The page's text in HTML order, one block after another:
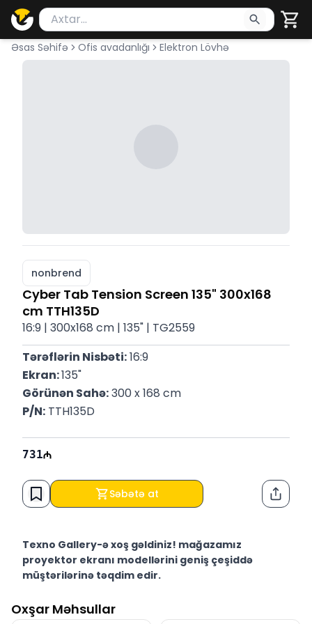
Məhsul axtar
Axtarış üçün ən azı 2 simvol yazın. Göndərmək
Əsas Səhifə Ofis avadanlığı Elektron Lövhə
nonbrend
Cyber Tab Tension Screen 135" 300x168
cm TTH135D
16:9 | 300x168 cm | 135" | TG2559
Tərəflərin Nisbəti: 16:9
Ekran: 135"
Görünən Sahə: 300 x 168 cm
P/N: TTH135D
731
Səbətə at
Texno Gallery-ə xoş gəldiniz! mağazamız
proyektor ekranı modellərini geniş çeşiddə
müştərilərinə təqdim edir.
2011-ci ildən etibarən fəaliyyət göstərən multibrend
Oxşar Məhsullar